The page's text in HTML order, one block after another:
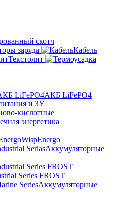
скотч
заряда
Кабель
Текстолит
АКБ LiFePO4
и ЗУ
кислотные
энергетика
WispEnergo
Аккумуляторные
Series FROST
Аккумуляторные